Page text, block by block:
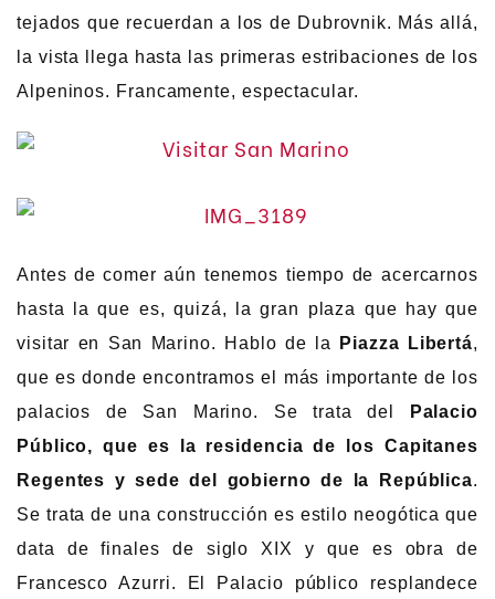
tejados que recuerdan a los de Dubrovnik. Más allá,
la vista llega hasta las primeras estribaciones de los
Alpeninos. Francamente, espectacular.
Antes de comer aún tenemos tiempo de acercarnos
hasta la que es, quizá, la gran plaza que hay que
visitar en San Marino. Hablo de la
Piazza Libertá,
que es donde encontramos el más importante de los
palacios de San Marino. Se trata del
Palacio
Público, que es la residencia de los Capitanes
Regentes y sede del gobierno de la República.
Se trata de una construcción es estilo neogótica que
data de finales de siglo XIX y que es obra de
Francesco Azurri. El Palacio público resplandece